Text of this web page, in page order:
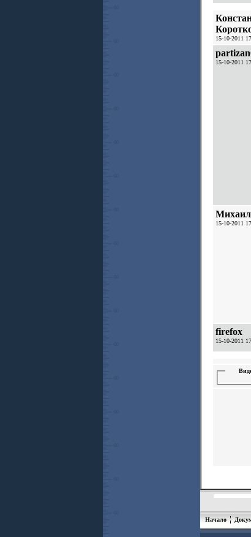
15-10-2011
15-10-2011
15-10-2011
firefox
15-10-2011
Начало